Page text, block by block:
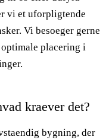
vi et uforpligtende
Vi besoeger gerne
optimale placering i
kraever det?
bygning, der